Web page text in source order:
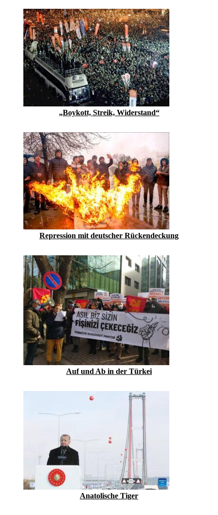
„Boykott, Streik, Widerstand“
Repression mit deutscher Rückendeckung
Auf und Ab in der Türkei
Anatolische Tiger